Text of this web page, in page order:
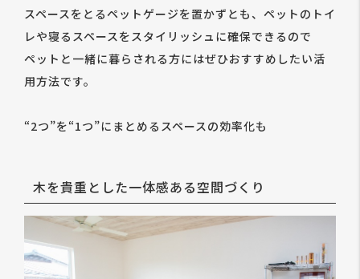
スペースをとるペットゲージを置かずとも、ペットのトイ
レや寝るスペースをスタイリッシュに確保できるので
ペットと一緒に暮らされる方にはぜひおすすめしたい活
用方法です。
“2つ”を“1つ”にまとめるスペースの効率化も
木を貴重とした一体感ある空間づくり